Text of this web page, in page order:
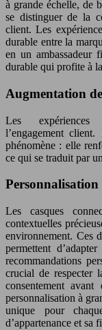
à grande échelle, de
se distinguer de la
client. Les
durable entre la
en un ambassadeur
durable qui profite à
Augmentation
Les expériences
l’engagement
phénomène : elle
ce qui se traduit par
Personnalisation
Les casques
contextuelles
environnement. Ces
permettent
recommandations
crucial de respecter
consentement
personnalisation à
unique pour
d’appartenance et sa